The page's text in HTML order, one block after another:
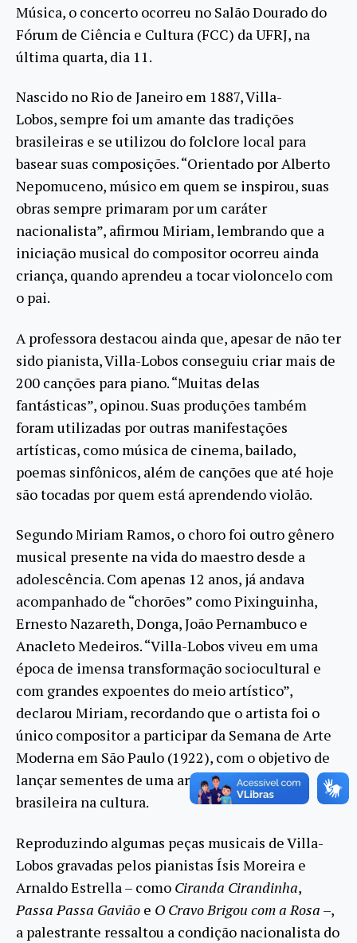
Música, o concerto ocorreu no Salão Dourado do
Fórum de Ciência e Cultura (FCC) da UFRJ, na
última quarta, dia 11.
Nascido no Rio de Janeiro em 1887, Villa-
Lobos, sempre foi um amante das tradições
brasileiras e se utilizou do folclore local para
basear suas composições. “Orientado por Alberto
Nepomuceno, músico em quem se inspirou, suas
obras sempre primaram por um caráter
nacionalista”, afirmou Miriam, lembrando que a
iniciação musical do compositor ocorreu ainda
criança, quando aprendeu a tocar violoncelo com
o pai.
A professora destacou ainda que, apesar de não ter
sido pianista, Villa-Lobos conseguiu criar mais de
200 canções para piano. “Muitas delas
fantásticas”, opinou. Suas produções também
foram utilizadas por outras manifestações
artísticas, como música de cinema, bailado,
poemas sinfônicos, além de canções que até hoje
são tocadas por quem está aprendendo violão.
Segundo Miriam Ramos, o choro foi outro gênero
musical presente na vida do maestro desde a
adolescência. Com apenas 12 anos, já andava
acompanhado de “chorões” como Pixinguinha,
Ernesto Nazareth, Donga, João Pernambuco e
Anacleto Medeiros. “Villa-Lobos viveu em uma
época de imensa transformação sociocultural e
com grandes expoentes do meio artístico”,
declarou Miriam, recordando que o artista foi o
único compositor a participar da Semana de Arte
Moderna em São Paulo (1922), com o objetivo de
lançar sementes de uma arte genuinamente
brasileira na cultura.
Reproduzindo algumas peças musicais de Villa-
Lobos gravadas pelos pianistas Ísis Moreira e
Arnaldo Estrella – como Ciranda Cirandinha,
Passa Passa Gavião e O Cravo Brigou com a Rosa –,
a palestrante ressaltou a condição nacionalista do